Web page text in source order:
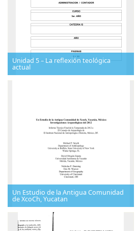
Unidad 5 – La reflexión teológica
actual
Un Estudio de la Antigua Comunidad
de XcoCh, Yucatan